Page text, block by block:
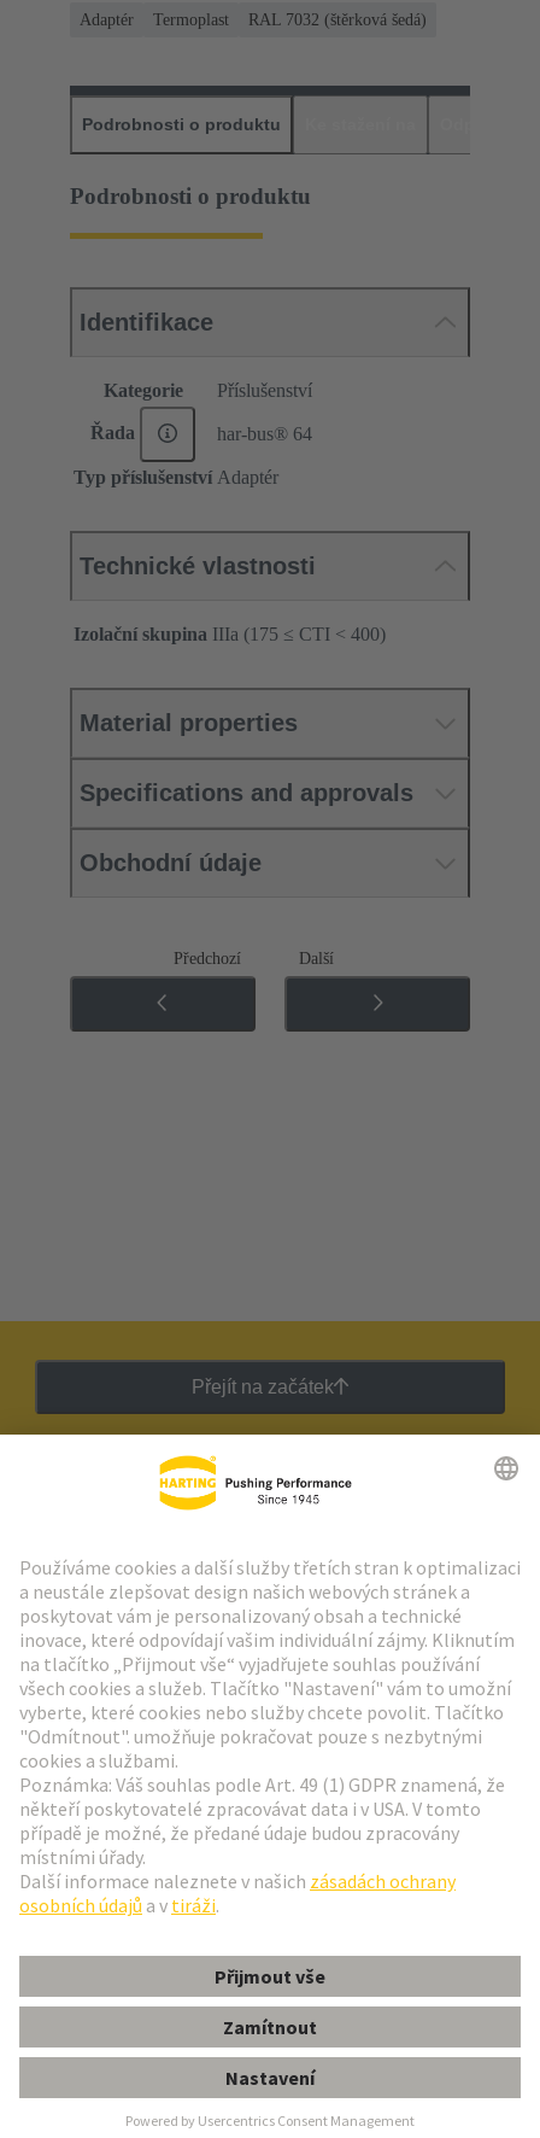
har-bus 64 Adapter fr shroud
Adaptér Termoplast RAL 7032 (štěrková šedá)
Podrobnosti o produktu
Podrobnosti o produktu
Identifikace
Kategorie Příslušenství
Řada har-bus® 64
Typ příslušenství Adaptér
Technické vlastnosti
Izolační skupina IIIa (175 ≤ CTI < 400)
Material properties
Specifications and approvals
Obchodní údaje
Předchozí Další
Přejít na začátek
Zpravodaj HARTING
Přejít na registraci
Social Media
Česká republika
© Technologická skupina HARTING
otiskZásady ochrany osobních údajů
Informace pro zákazníky